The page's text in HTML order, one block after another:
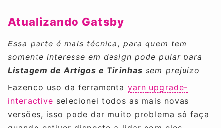
Atualizando Gatsby
Essa parte é mais técnica, para quem tem
somente interesse em design pode pular para
Listagem de Artigos e Tirinhas sem prejuízo
Fazendo uso da ferramenta yarn upgrade-
interactive selecionei todos as mais novas
versões, isso pode dar muito problema só faça